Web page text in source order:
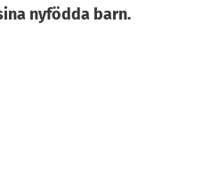
nyfödda barn.